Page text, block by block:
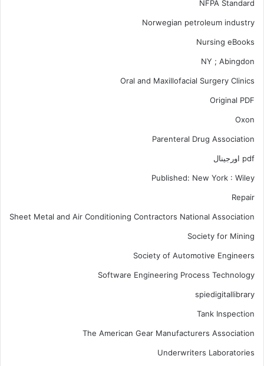
NFPA Standard
Norwegian petroleum industry
Nursing eBooks
NY ; Abingdon
Oral and Maxillofacial Surgery Clinics
Original PDF
Oxon
Parenteral Drug Association
pdf اورجینال
Published: New York : Wiley
Repair
Sheet Metal and Air Conditioning Contractors National Association
Society for Mining
Society of Automotive Engineers
Software Engineering Process Technology
spiedigitallibrary
Tank Inspection
The American Gear Manufacturers Association
Underwriters Laboratories